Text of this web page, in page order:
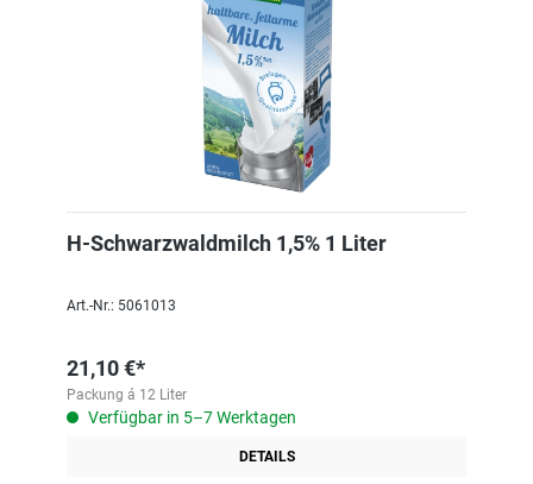
H-Schwarzwaldmilch 1,5% 1 Liter
Art.-Nr.: 5061013
21,10 €*
Packung á 12 Liter
Verfügbar in 5–7 Werktagen
DETAILS